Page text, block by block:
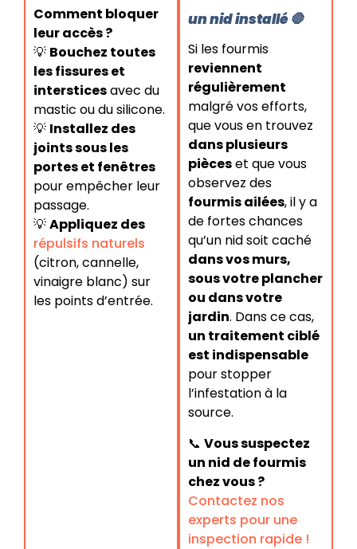
Comment bloquer
leur accès ?
💡 Bouchez toutes
les fissures et
intersticesavec du
mastic ou du silicone.
💡 Installez des
joints sous les
portes et fenêtres
pour empêcher leur
passage.
💡Appliquez des
répulsifs naturels
(citron, cannelle,
vinaigre blanc) sur
les points d’entrée.
un nid installé 🛑
Si les fourmis
reviennent
régulièrement
malgré vos efforts,
que vous en trouvez
dans plusieurs
pièceset que vous
observez des
fourmis ailées, il y a
de fortes chances
qu’un nid soit caché
dans vos murs,
sous votre plancher
ou dans votre
jardin. Dans ce cas,
un traitement ciblé
est indispensable
pour stopper
l’infestation à la
source.
📞 Vous suspectez
un nid de fourmis
chez vous ?
Contactez nos
experts pour une
inspection rapide !